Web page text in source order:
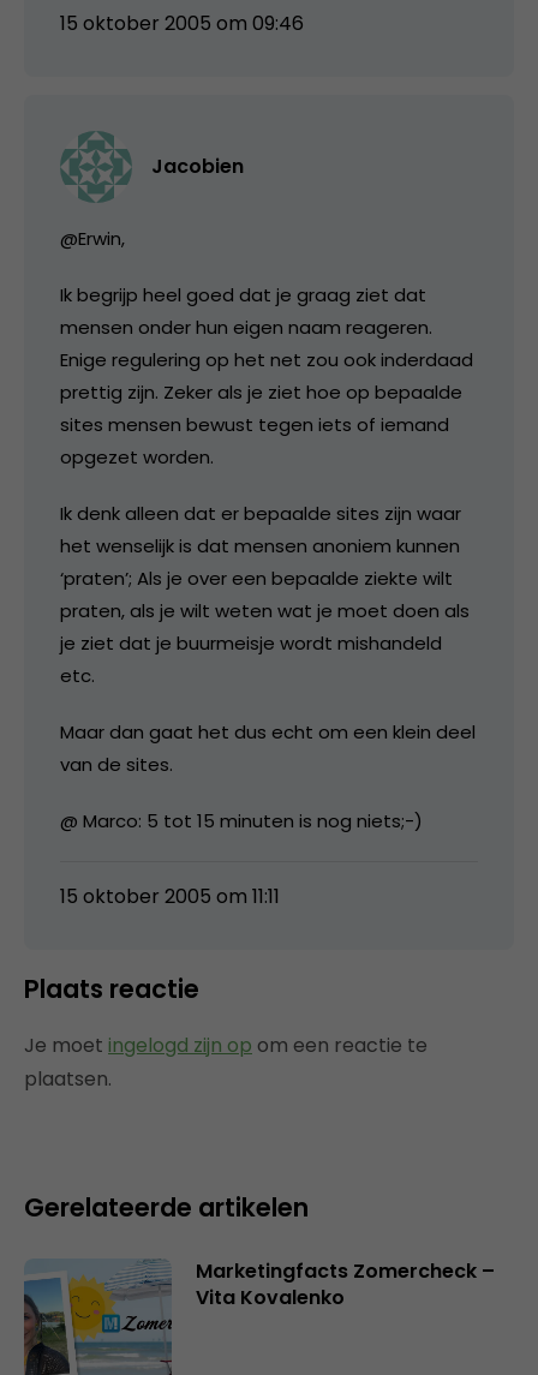
15 oktober 2005 om 09:46
Jacobien
@Erwin,
Ik begrijp heel goed dat je graag ziet dat
mensen onder hun eigen naam reageren.
Enige regulering op het net zou ook inderdaad
prettig zijn. Zeker als je ziet hoe op bepaalde
sites mensen bewust tegen iets of iemand
opgezet worden.
Ik denk alleen dat er bepaalde sites zijn waar
het wenselijk is dat mensen anoniem kunnen
‘praten’; Als je over een bepaalde ziekte wilt
praten, als je wilt weten wat je moet doen als
je ziet dat je buurmeisje wordt mishandeld
etc.
Maar dan gaat het dus echt om een klein deel
van de sites.
@ Marco: 5 tot 15 minuten is nog niets;-)
15 oktober 2005 om 11:11
Plaats reactie
Je moet ingelogd zijn op om een reactie te
plaatsen.
Gerelateerde artikelen
Marketingfacts Zomercheck –
Vita Kovalenko